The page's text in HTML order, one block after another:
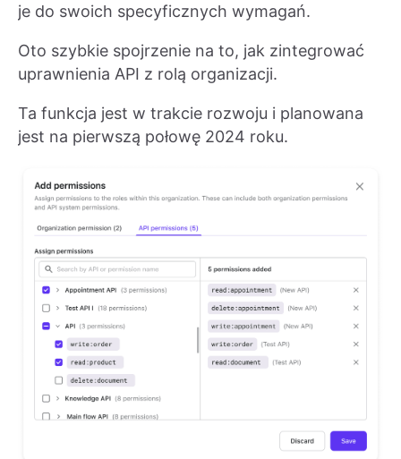
je do swoich specyficznych wymagań.
Oto szybkie spojrzenie na to, jak zintegrować
uprawnienia API z rolą organizacji.
Ta funkcja jest w trakcie rozwoju i planowana
jest na pierwszą połowę 2024 roku.